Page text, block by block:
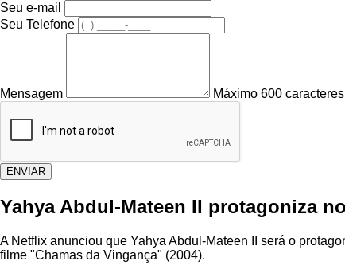
Seu e-mail
Seu Telefone
Mensagem Máximo 600
ENVIAR
Yahya Abdul-Mateen II protagoniza
A Netflix anunciou que Yahya Abdul-Mateen II será o
filme "Chamas da Vingança" (2004).